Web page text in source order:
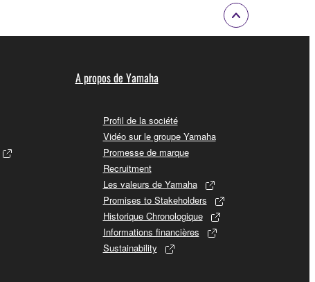
A propos de Yamaha
Profil de la société
Vidéo sur le groupe Yamaha
Promesse de marque
Recruitment
Les valeurs de Yamaha
Promises to Stakeholders
Historique Chronologique
Informations financières
Sustainability